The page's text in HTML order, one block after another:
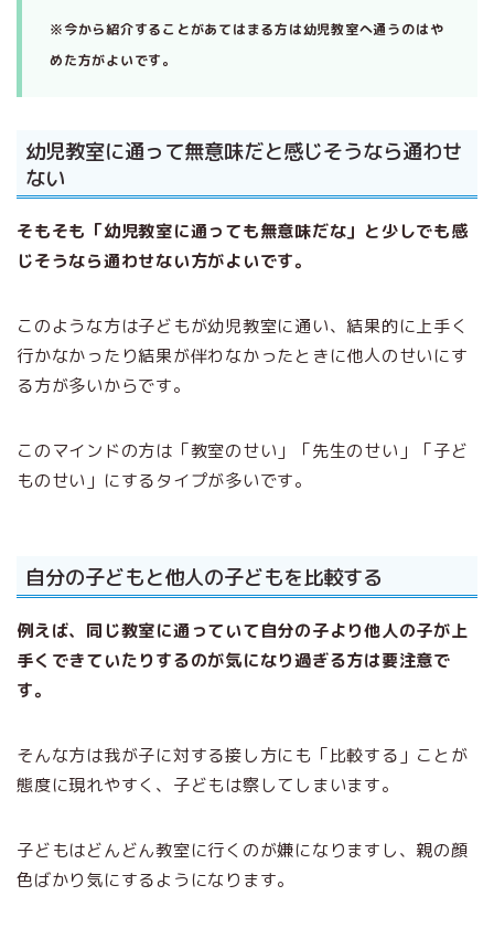
※今から紹介することがあてはまる方は幼児教室へ通うのはや
めた方がよいです。
幼児教室に通って無意味だと感じそうなら通わせ
ない
そもそも「幼児教室に通っても無意味だな」と少しでも感
じそうなら通わせない方がよいです。
このような方は子どもが幼児教室に通い、結果的に上手く
行かなかったり結果が伴わなかったときに他人のせいにす
る方が多いからです。
このマインドの方は「教室のせい」「先生のせい」「子ど
ものせい」にするタイプが多いです。
自分の子どもと他人の子どもを比較する
例えば、同じ教室に通っていて自分の子より他人の子が上
手くできていたりするのが気になり過ぎる方は要注意で
す。
そんな方は我が子に対する接し方にも「比較する」ことが
態度に現れやすく、子どもは察してしまいます。
子どもはどんどん教室に行くのが嫌になりますし、親の顔
色ばかり気にするようになります。